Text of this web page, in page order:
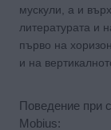
мускули, а и
литературата и
първо на
и на
Поведение при
Mobius: